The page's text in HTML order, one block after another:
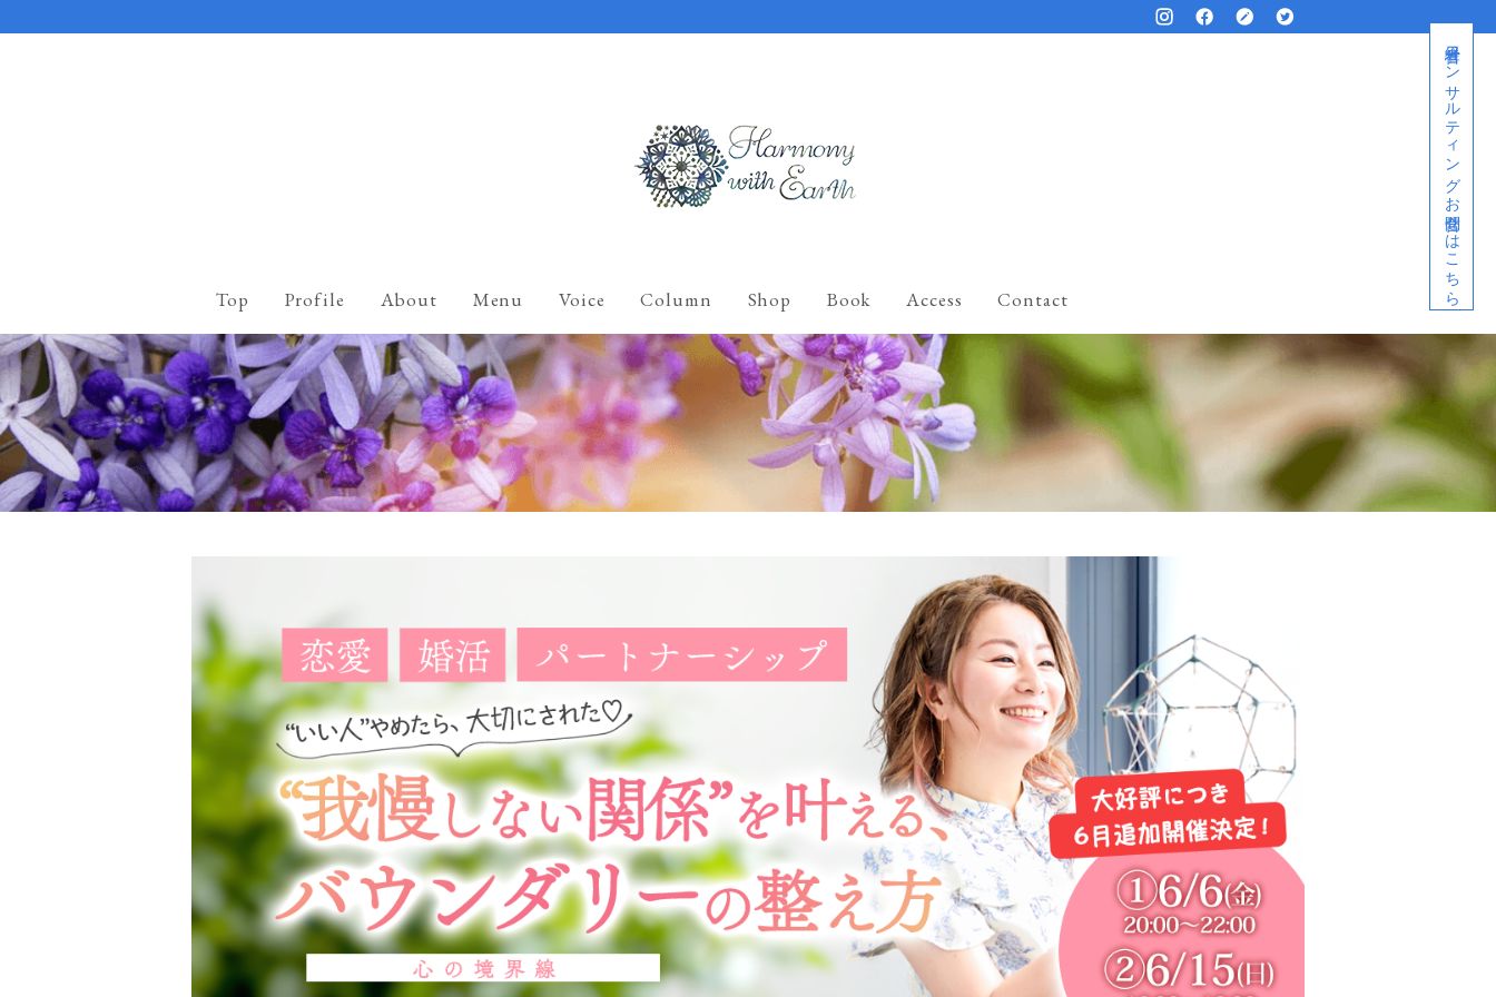
経営者コンサルティングお問合せはこちら
Top Profile About Menu Voice Column Shop Book Access Contact